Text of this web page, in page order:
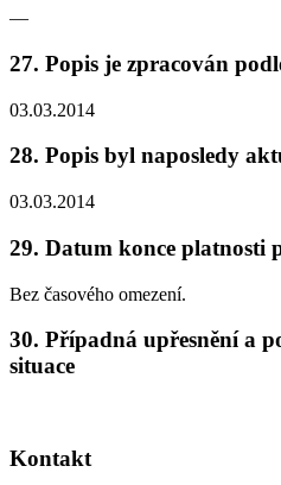
—
27. Popis je zpracován
03.03.2014
28. Popis byl naposledy
03.03.2014
29. Datum konce platnosti
Bez časového omezení.
30. Případná upřesnění a
situace
Kontakt